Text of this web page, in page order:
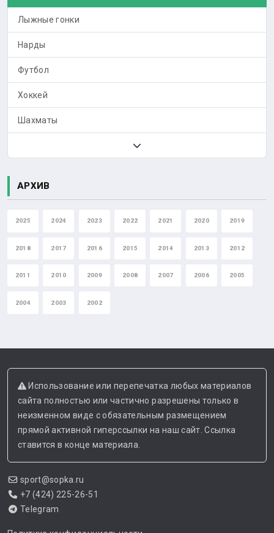
Лыжные гонки
Нарды
Футбол
Хоккей
Шахматы
АРХИВ
2025 2024 2023 2022 2021 2020 2019
2018 2017 2016 2015 2014 2013 2012
2011 2010 2009 2008 2007 2006 2005
2004 2003 2002
Использование или перепечатка любых материалов
сайта полностью или частично разрешены только в
неизменном виде с обязательным размещением
прямой активной гиперссылки на наш сайт. Ссылка
ставится в конце материала.
sport@sopka.ru
+7 (424) 225-26-51
Telegram